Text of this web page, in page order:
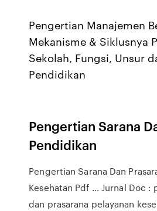
Pengertian Manajemen
Mekanisme & Siklusnya
Sekolah, Fungsi, Unsur
Pendidikan
Pengertian Sarana
Pendidikan
Pengertian Sarana Dan
Kesehatan Pdf ... Jurnal Doc :
dan prasarana pelayanan